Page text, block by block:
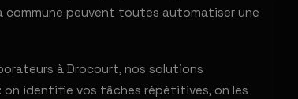
commune peuvent toutes automatiser une
à Drocourt, nos solutions
identifie vos tâches répétitives, on les